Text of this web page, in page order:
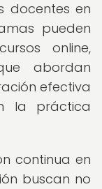
docentes en
pueden
online,
abordan
efectiva
la práctica
continua en
buscan no